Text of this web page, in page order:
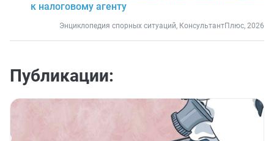
к налоговому агенту
Энциклопедия спорных ситуаций, КонсультантПлюс, 2026
Публикации: